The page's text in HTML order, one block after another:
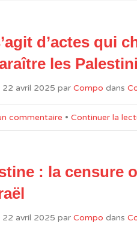
d’actes qui
les
22 avril 2025 par Compo dans
commentaire • Continuer la
: la censure
22 avril 2025 par Compo dans